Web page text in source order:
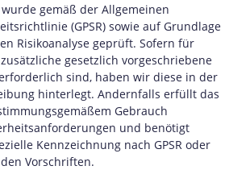
gemäß der Allgemeinen
(GPSR) sowie auf Grundlage
Risikoanalyse geprüft. Sofern für
gesetzlich vorgeschriebene
sind, haben wir diese in der
hinterlegt. Andernfalls erfüllt das
Gebrauch
und benötigt
Kennzeichnung nach GPSR oder
Vorschriften.